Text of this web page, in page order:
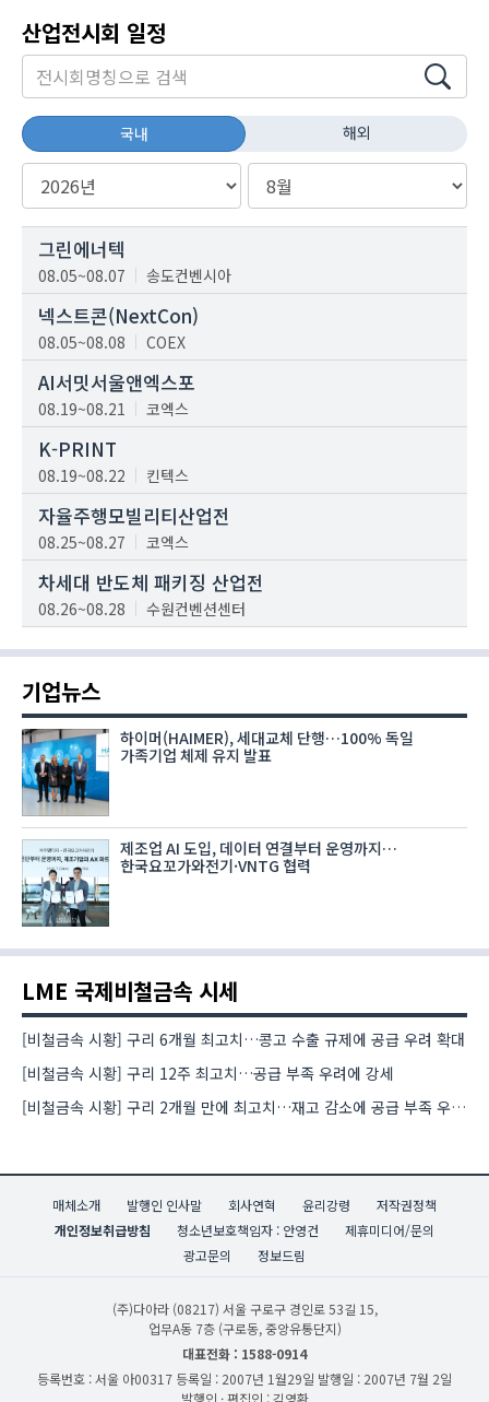
산업전시회 일정
국내 해외
그린에너텍
08.05~08.07 송도컨벤시아
넥스트콘(NextCon)
08.05~08.08 COEX
AI서밋서울앤엑스포
08.19~08.21 코엑스
K-PRINT
08.19~08.22 킨텍스
자율주행모빌리티산업전
08.25~08.27 코엑스
차세대 반도체 패키징 산업전
08.26~08.28 수원컨벤션센터
기업뉴스
하이머(HAIMER), 세대교체 단행…100% 독일
가족기업 체제 유지 발표
제조업 AI 도입, 데이터 연결부터 운영까지…
한국요꼬가와전기·VNTG 협력
LME 국제비철금속 시세
[비철금속 시황] 구리 6개월 최고치…콩고 수출 규제에 공급 우려 확대
[비철금속 시황] 구리 12주 최고치…공급 부족 우려에 강세
[비철금속 시황] 구리 2개월 만에 최고치…재고 감소에 공급 부족 우려 확대
매체소개 발행인 인사말 회사연혁 윤리강령
저작권정책
개인정보취급방침
청소년보호책임자 : 안영건
제휴미디어/문의
광고문의
정보드림
(주)다아라 (08217) 서울 구로구 경인로 53길 15,
업무A동 7층 (구로동, 중앙유통단지)
대표전화 : 1588-0914
등록번호 : 서울 아00317 등록일 : 2007년 1월29일 발행일 : 2007년 7월 2일
발행인 · 편집인 : 김영환